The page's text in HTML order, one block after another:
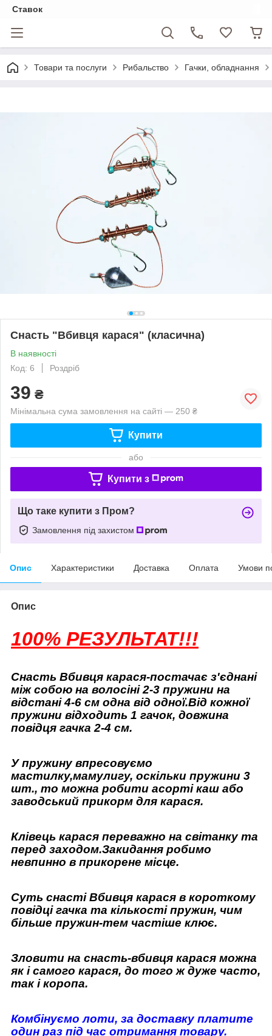
Ставок
Товари та послуги Рибальство Гачки, обладнання
Снасть "Вбивця карася" (класична)
В наявності
Код: 6
Роздріб
39 ₴
Мінімальна сума замовлення на сайті — 250 ₴
Купити
або
Купити з
Що таке купити з Пром?
Замовлення під захистом
Опис Характеристики Доставка Оплата Умови
Опис
100% РЕЗУЛЬТАТ!!!
Снасть Вбивця карася-постачає з'єднані
між собою на волосіні 2-3 пружини на
відстані 4-6 см одна від одної.Від кожної
пружини відходить 1 гачок, довжина
повідця гачка 2-4 см.
У пружину впресовуємо
мастилку,мамулигу, оскільки пружини 3
шт., то можна робити асорті каш або
заводський прикорм для карася.
Клівець карася переважно на світанку та
перед заходом.Закидання робимо
невпинно в прикорене місце.
Суть снасті Вбивця карася в короткому
повідці гачка та кількості пружин, чим
більше пружин-тем частіше клює.
Зловити на снасть-вбивця карася можна
як і самого карася, до того ж дуже часто,
так і коропа.
Комбінуємо лоти, за доставку платите
один раз під час отримання товару.